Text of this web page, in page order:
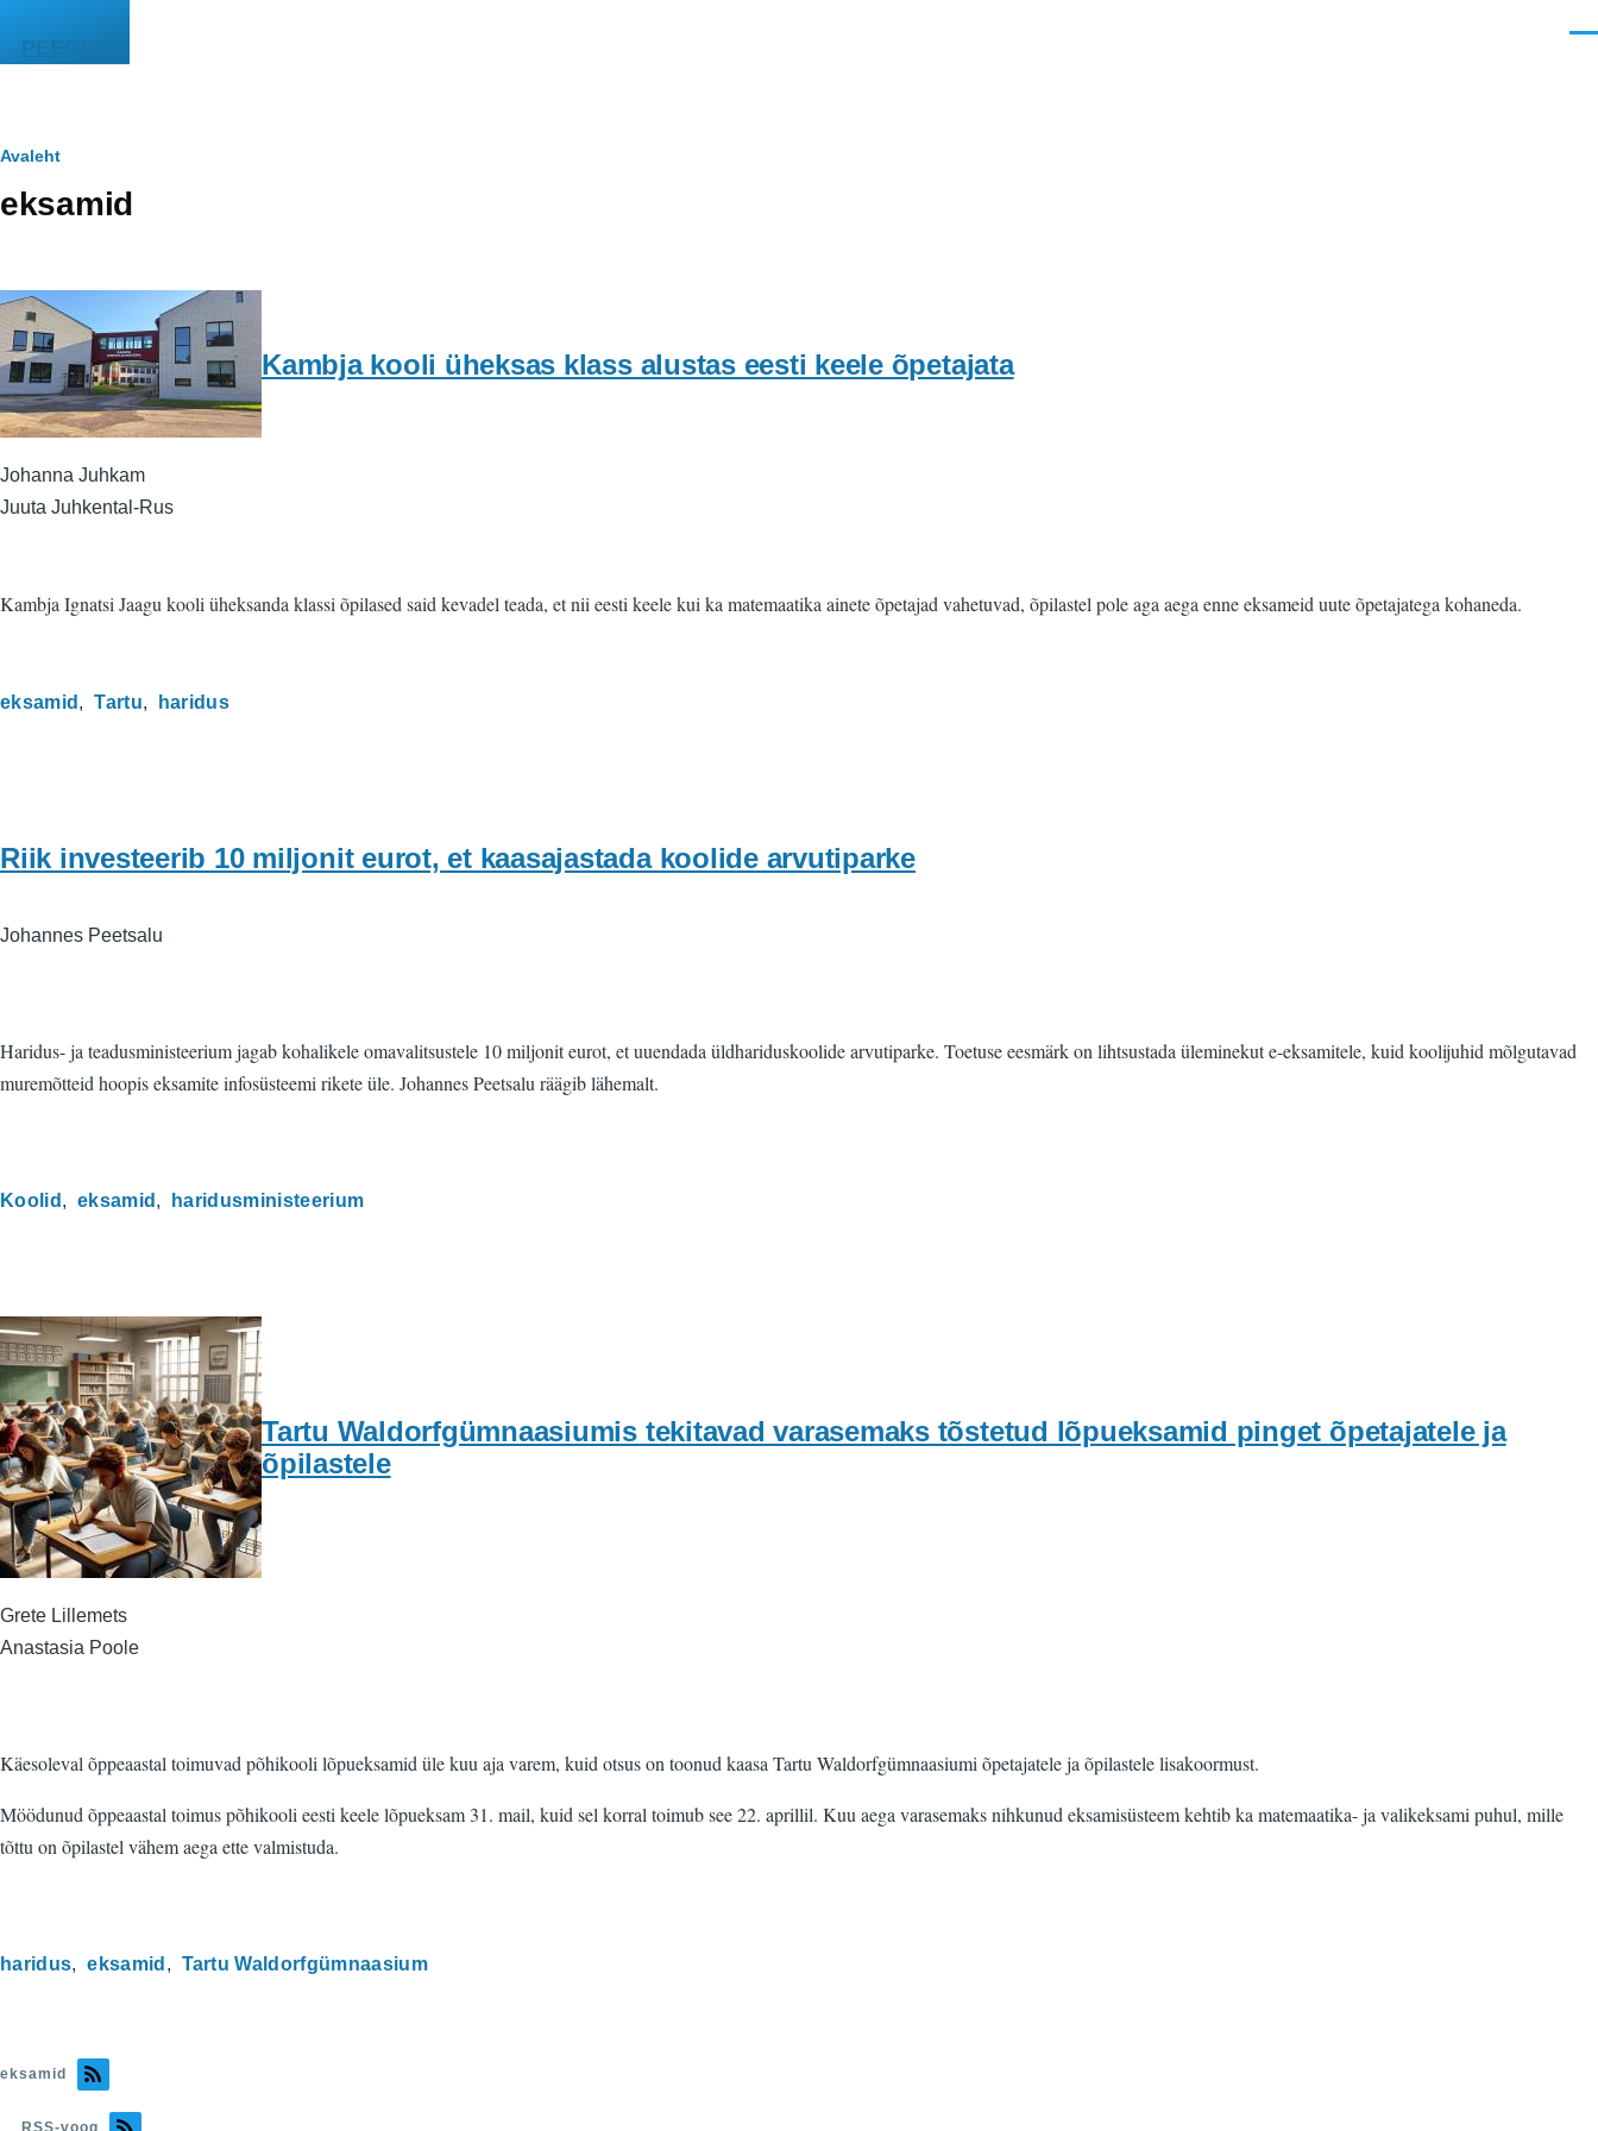
PEEGEL
Leivapuru
Avaleht
eksamid
Kambja kooli üheksas klass alustas eesti keele õpetajata
Johanna Juhkam
Juuta Juhkental-Rus
Kambja Ignatsi Jaagu kooli üheksanda klassi õpilased said kevadel teada, et nii eesti keele kui ka matemaatika ainete õpetajad vahetuvad, õpilastel pole aga aega enne eksameid uute õpetajatega kohaneda.
eksamid Tartu haridus
Riik investeerib 10 miljonit eurot, et kaasajastada koolide arvutiparke
Johannes Peetsalu
Haridus- ja teadusministeerium jagab kohalikele omavalitsustele 10 miljonit eurot, et uuendada üldhariduskoolide arvutiparke. Toetuse eesmärk on lihtsustada üleminekut e-eksamitele, kuid koolijuhid mõlgutavad
muremõtteid hoopis eksamite infosüsteemi rikete üle. Johannes Peetsalu räägib lähemalt.
Koolid eksamid haridusministeerium
Tartu Waldorfgümnaasiumis tekitavad varasemaks tõstetud lõpueksamid pinget õpetajatele ja
õpilastele
Grete Lillemets
Anastasia Poole
Käesoleval õppeaastal toimuvad põhikooli lõpueksamid üle kuu aja varem, kuid otsus on toonud kaasa Tartu Waldorfgümnaasiumi õpetajatele ja õpilastele lisakoormust.
Möödunud õppeaastal toimus põhikooli eesti keele lõpueksam 31. mail, kuid sel korral toimub see 22. aprillil. Kuu aega varasemaks nihkunud eksamisüsteem kehtib ka matemaatika- ja valikeksami puhul, mille
tõttu on õpilastel vähem aega ette valmistuda.
haridus eksamid Tartu Waldorfgümnaasium
eksamid
RSS-voog